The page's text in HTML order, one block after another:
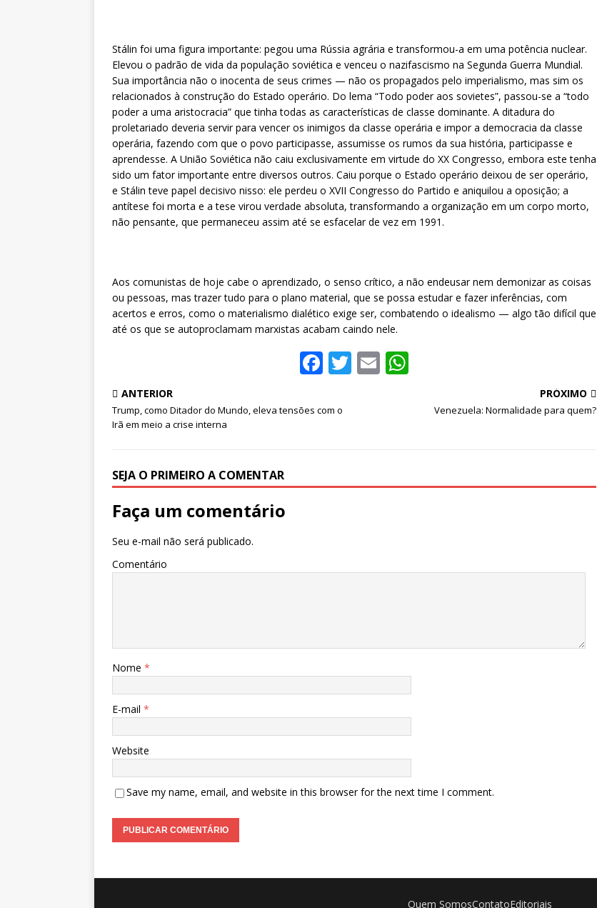
Stálin foi uma figura importante: pegou uma Rússia agrária e transformou-a em uma potência nuclear.
Elevou o padrão de vida da população soviética e venceu o nazifascismo na Segunda Guerra Mundial.
Sua importância não o inocenta de seus crimes — não os propagados pelo imperialismo, mas sim os
relacionados à construção do Estado operário. Do lema “Todo poder aos sovietes”, passou-se a “todo
poder a uma aristocracia” que tinha todas as características de classe dominante. A ditadura do
proletariado deveria servir para vencer os inimigos da classe operária e impor a democracia da classe
operária, fazendo com que o povo participasse, assumisse os rumos da sua história, participasse e
aprendesse. A União Soviética não caiu exclusivamente em virtude do XX Congresso, embora este tenha
sido um fator importante entre diversos outros. Caiu porque o Estado operário deixou de ser operário,
e Stálin teve papel decisivo nisso: ele perdeu o XVII Congresso do Partido e aniquilou a oposição; a
antítese foi morta e a tese virou verdade absoluta, transformando a organização em um corpo morto,
não pensante, que permaneceu assim até se esfacelar de vez em 1991.
Aos comunistas de hoje cabe o aprendizado, o senso crítico, a não endeusar nem demonizar as coisas
ou pessoas, mas trazer tudo para o plano material, que se possa estudar e fazer inferências, com
acertos e erros, como o materialismo dialético exige ser, combatendo o idealismo — algo tão difícil que
até os que se autoproclamam marxistas acabam caindo nele.
F
c
T E
ANTERIOR
Trump, como Ditador do Mundo, eleva tensões com o
Irã em meio a crise interna
PRÓXIMO
Venezuela: Normalidade para quem?
SEJA O PRIMEIRO A COMENTAR
Faça um comentário
Seu e-mail não será publicado.
Comentário
Nome *
E-mail *
Website
Save my name, email, and website in this browser for the next time I comment.
Quem SomosContatoEditoriais